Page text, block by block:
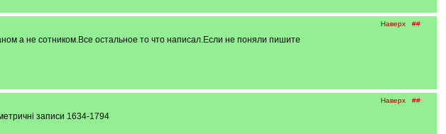
Наверх ##
а не сотником.Все остальное то что написал.Если не поняли пишите
Наверх ##
записи 1634-1794